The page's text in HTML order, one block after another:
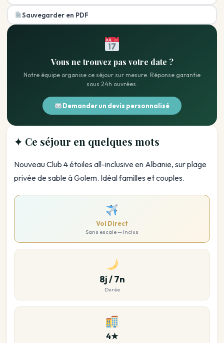
✦ Ce séjour en quelques mots
Nouveau Club 4 étoiles all-inclusive en Albanie, sur plage
privée de sable à Golem. Idéal familles et couples.
Vol Direct
Sans escale — Inclus
8j / 7n
Durée
4★
Sauvegarder en PDF
Vous ne trouvez pas votre date ?
Notre équipe organise ce séjour sur mesure. Réponse garantie
sous 24h ouvrées.
Demander un devis personnalisé